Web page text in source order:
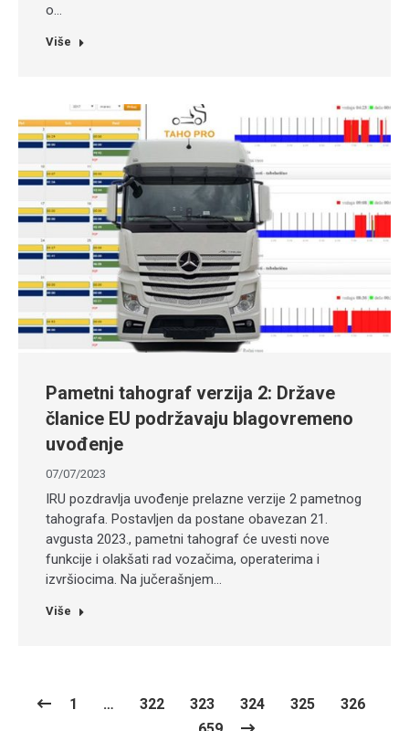
o…
Više
Pametni tahograf verzija 2: Države
članice EU podržavaju blagovremeno
uvođenje
07/07/2023
IRU pozdravlja uvođenje prelazne verzije 2 pametnog
tahografa. Postavljen da postane obavezan 21.
avgusta 2023., pametni tahograf će uvesti nove
funkcije i olakšati rad vozačima, operaterima i
izvršiocima. Na jučerašnjem…
Više
1 … 322 323 324 325
326